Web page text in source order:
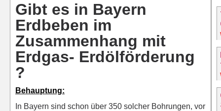
Gibt es in Bayern
Erdbeben im
Zusammenhang mit
Erdgas- Erdölförderung
?
Behauptung:
In Bayern sind schon über 350 solcher Bohrungen, vor